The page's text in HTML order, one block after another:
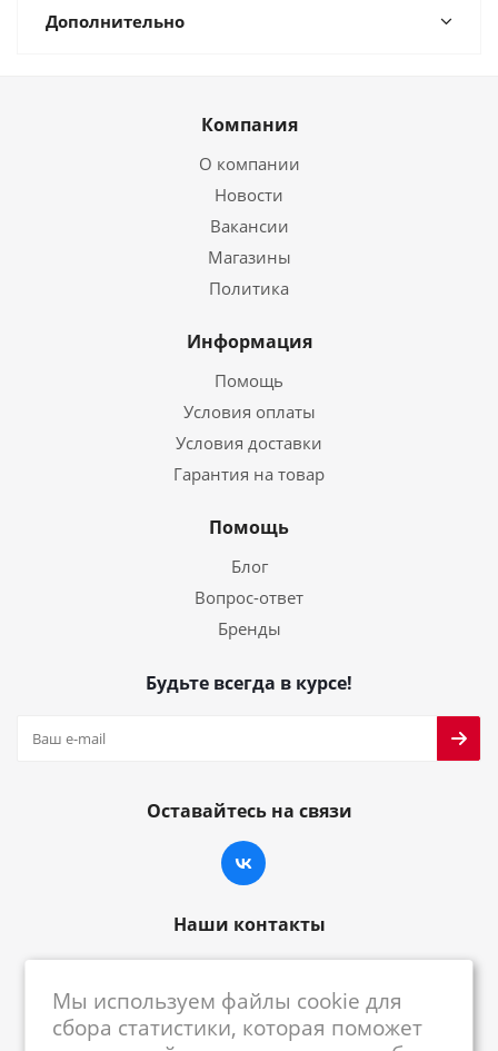
Дополнительно
Компания
О компании
Новости
Вакансии
Магазины
Политика
Информация
Помощь
Условия оплаты
Условия доставки
Гарантия на товар
Помощь
Блог
Вопрос-ответ
Бренды
Будьте всегда в курсе!
Оставайтесь на связи
Наши контакты
centrkkm@centrkkm.ru
Мы используем файлы cookie для
сбора статистики, которая поможет